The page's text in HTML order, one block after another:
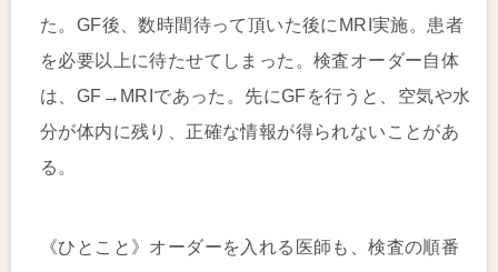
た。GF後、数時間待って頂いた後にMRI実施。患者
を必要以上に待たせてしまった。検査オーダー自体
は、GF→MRIであった。先にGFを行うと、空気や水
分が体内に残り、正確な情報が得られないことがあ
る。
《ひとこと》オーダーを入れる医師も、検査の順番